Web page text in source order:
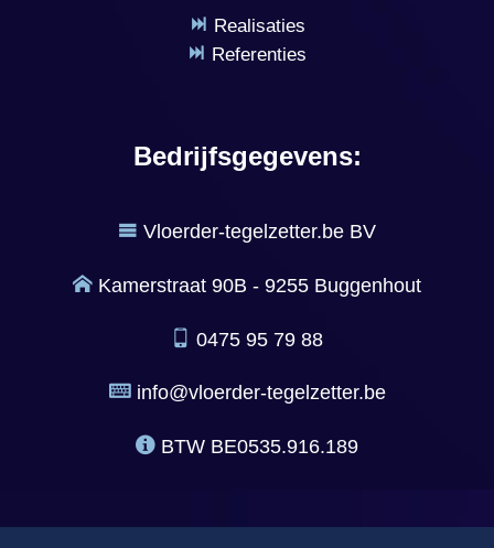
Realisaties
Referenties
Bedrijfsgegevens:
Vloerder-tegelzetter.be BV
Kamerstraat 90B - 9255 Buggenhout
0475 95 79 88
info@vloerder-tegelzetter.be
BTW BE0535.916.189